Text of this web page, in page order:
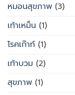
หมอนสุขภาพ (3)
เท้าเหม็น (1)
โรคเก๊าท์ (1)
เท้าบวม (2)
สุขภาพ (1)